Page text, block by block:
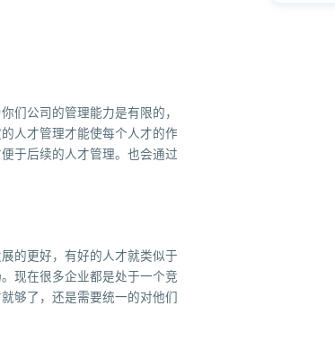
们公司的管理能力是有限的，
人才管理才能使每个人才的作
于后续的人才管理。也会通过
的更好，有好的人才就类似于
现在很多企业都是处于一个竞
够了，还是需要统一的对他们